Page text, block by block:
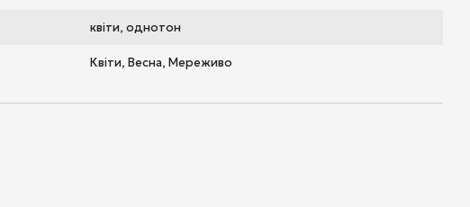
квіти, однотон
Квіти, Весна, Мереживо